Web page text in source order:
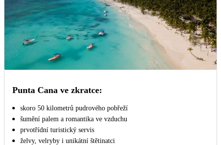
Punta Cana ve zkratce:
skoro 50 kilometrů pudrového pobřeží
šumění palem a romantika ve vzduchu
prvotřídní turistický servis
želvy, velryby i unikátní štětinatci